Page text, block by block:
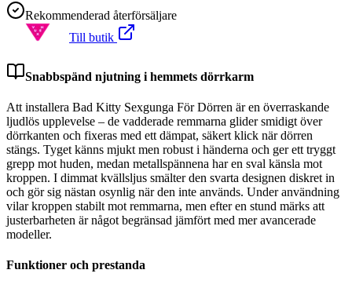
Rekommenderad återförsäljare
Till butik
Snabbspänd njutning i hemmets dörrkarm
Att installera Bad Kitty Sexgunga För Dörren är en överraskande
ljudlös upplevelse – de vadderade remmarna glider smidigt över
dörrkanten och fixeras med ett dämpat, säkert klick när dörren
stängs. Tyget känns mjukt men robust i händerna och ger ett tryggt
grepp mot huden, medan metallspännena har en sval känsla mot
kroppen. I dimmat kvällsljus smälter den svarta designen diskret in
och gör sig nästan osynlig när den inte används. Under användning
vilar kroppen stabilt mot remmarna, men efter en stund märks att
justerbarheten är något begränsad jämfört med mer avancerade
modeller.
Funktioner och prestanda